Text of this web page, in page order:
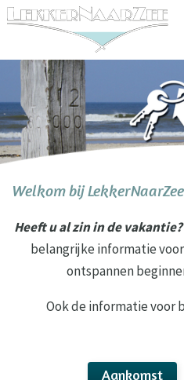
Welkom bij
Heeft u al zin in de vakantie?
belangrijke informatie
ontspannen
Ook de informatie voor
Aankomst